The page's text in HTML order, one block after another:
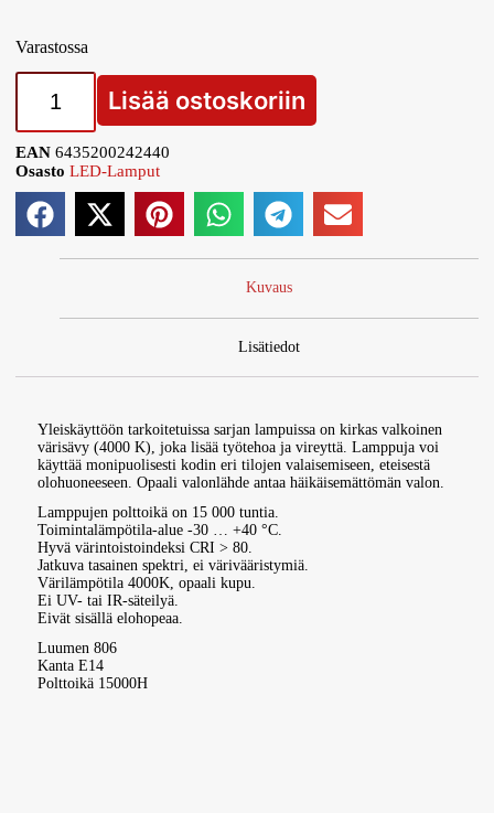
Varastossa
Lisää ostoskoriin
EAN6435200242440
Osasto LED-Lamput
Kuvaus
Lisätiedot
Yleiskäyttöön tarkoitetuissa sarjan lampuissa on kirkas valkoinen
värisävy (4000 K), joka lisää työtehoa ja vireyttä. Lamppuja voi
käyttää monipuolisesti kodin eri tilojen valaisemiseen, eteisestä
olohuoneeseen. Opaali valonlähde antaa häikäisemättömän valon.
Lamppujen polttoikä on 15 000 tuntia.
Toimintalämpötila-alue -30 … +40 °C.
Hyvä värintoistoindeksi CRI > 80.
Jatkuva tasainen spektri, ei värivääristymiä.
Värilämpötila 4000K, opaali kupu.
Ei UV- tai IR-säteilyä.
Eivät sisällä elohopeaa.
Luumen 806
Kanta E14
Polttoikä 15000H